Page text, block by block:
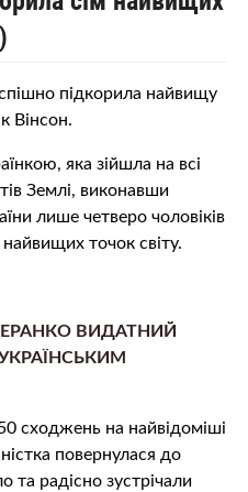
підкорила найвищу
Вінсон.
яка зійшла на всі
Землі, виконавши
лише четверо чоловіків
точок світу.
ВИДАТНИЙ
сходжень на найвідоміші
повернулася до
та радісно зустрічали